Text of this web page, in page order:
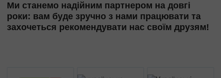
Ми станемо надійним партнером на довгі
роки: вам буде зручно з нами працювати та
захочеться рекомендувати нас своїм друзям!